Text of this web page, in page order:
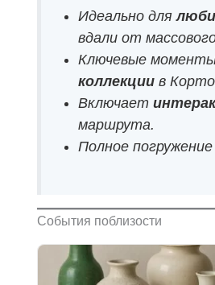
Идеально для
вдали от
Ключевые
коллекции в
Включает
маршрута.
Полное
События поблизости